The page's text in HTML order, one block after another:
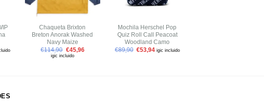
Chaqueta Brixton
Breton Anorak Washed
Navy Maize
€114,90 €45,96
igic incluido
Mochila Herschel Pop
Quiz Roll Call Peacoat
Woodland Camo
€89,90 €53,94 igic incluido